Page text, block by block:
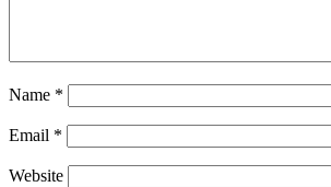
Name *
Email *
Website